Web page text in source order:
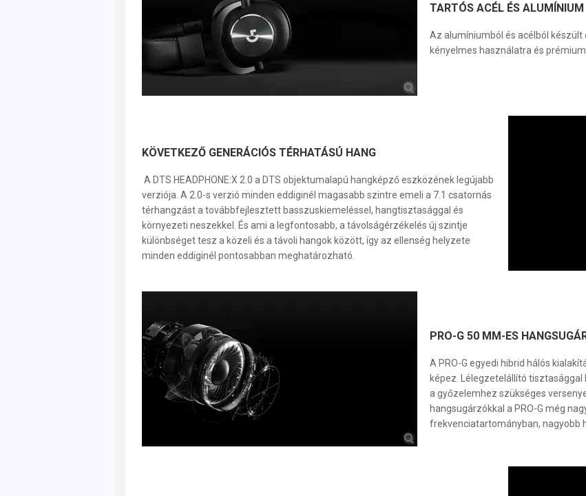
TARTÓS ACÉL ÉS ALUMÍNIUM
Az alumíniumból és acélból készült
kényelmes használatra és
KÖVETKEZŐ GENERÁCIÓS TÉRHATÁSÚ HANG
A DTS HEADPHONE:X 2.0 a DTS objektumalapú hangképző eszközének legújabb
verziója. A 2.0-s verzió minden eddiginél magasabb szintre emeli a 7.1 csatornás
térhangzást a továbbfejlesztett basszuskiemeléssel, hangtisztasággal és
környezeti neszekkel. És ami a legfontosabb, a távolságérzékelés új szintje
különbséget tesz a közeli és a távoli hangok között, így az ellenség helyzete
minden eddiginél pontosabban meghatározható.
PRO-G 50 MM-ES
A PRO-G egyedi hibrid hálós
képez. Lélegzetelállító
a győzelemhez szükséges
hangsugárzókkal a PRO-G még
frekvenciatartományban, nagyobb